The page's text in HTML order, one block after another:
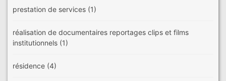
prestation de services (1)
réalisation de documentaires reportages clips et films
institutionnels (1)
résidence (4)